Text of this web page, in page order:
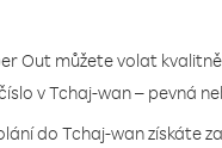
Out můžete volat
v Tchaj-wan – pevná
do Tchaj-wan získáte